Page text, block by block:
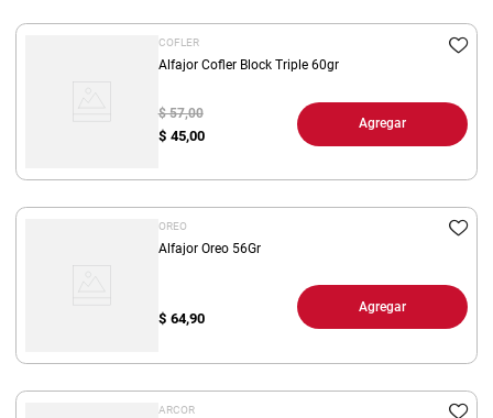
COFLER
Alfajor Cofler Block Triple 60gr
$ 45,00
$ 57,00
Agregar
OREO
Alfajor Oreo 56Gr
$ 64,90
Agregar
ARCOR